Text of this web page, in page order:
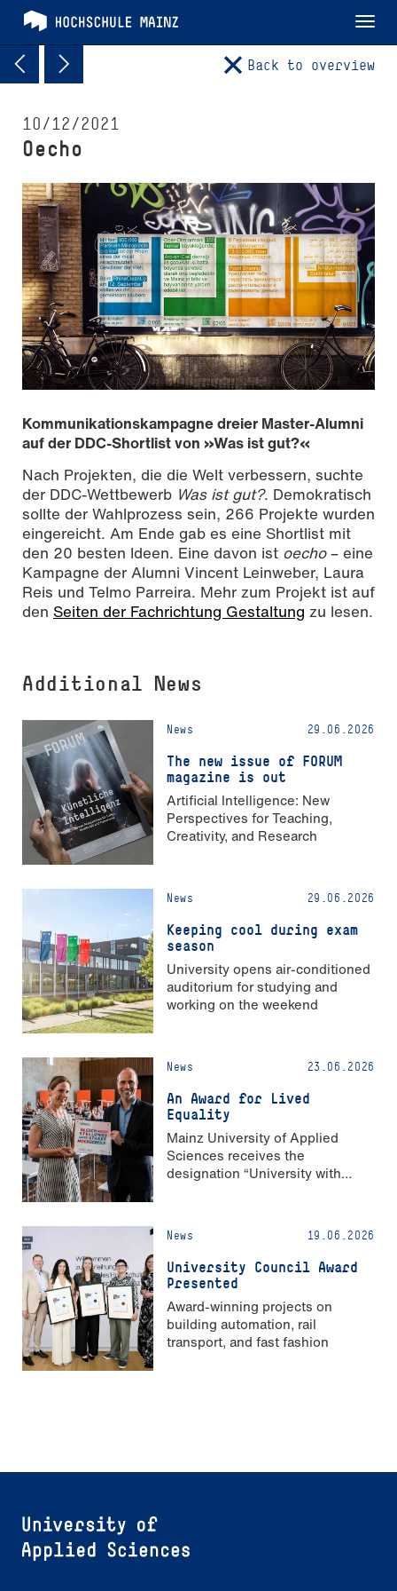
Back to overview
10/12/2021
Oecho
Kommunikationskampagne dreier Master-Alumni
auf der DDC-Shortlist von »Was ist gut?«
Nach Projekten, die die Welt verbessern, suchte
der DDC-Wettbewerb Was ist gut?. Demokratisch
sollte der Wahlprozess sein, 266 Projekte wurden
eingereicht. Am Ende gab es eine Shortlist mit
den 20 besten Ideen. Eine davon ist oecho– eine
Kampagne der Alumni Vincent Leinweber, Laura
Reis und Telmo Parreira. Mehr zum Projekt ist auf
den Seiten der Fachrichtung Gestaltung zu lesen.
Additional News
News 29.06.2026
The new issue of FORUM
magazine is out
Artificial Intelligence: New
Perspectives for Teaching,
Creativity, and Research
News 29.06.2026
Keeping cool during exam
season
University opens air-conditioned
auditorium for studying and
working on the weekend
News 23.06.2026
An Award for Lived
Equality
Mainz University of Applied
Sciences receives the
designation “University with
News 19.06.2026
University Council Award
Presented
Award-winning projects on
building automation, rail
transport, and fast fashion